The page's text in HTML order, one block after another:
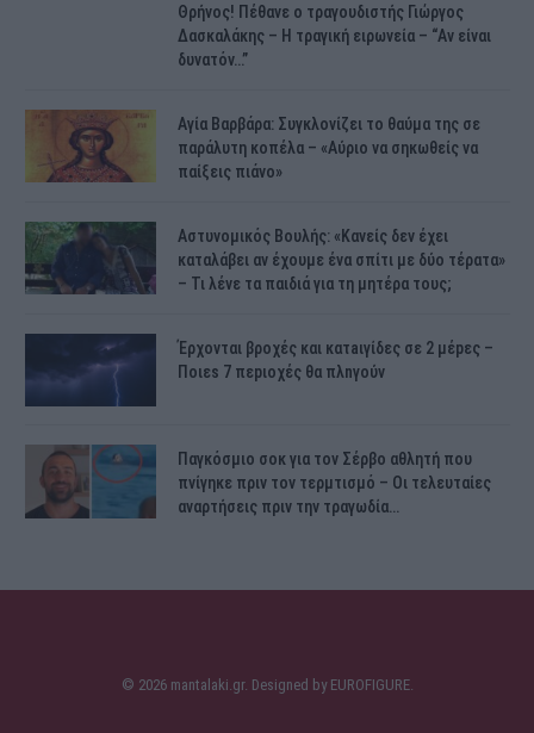
Θρήνος! Πέθανε ο τραγουδιστής Γιώργος
Δασκαλάκης – Η τραγική ειρωνεία – “Αν είναι
δυνατόν…”
Αγία Βαρβάρα: Συγκλονίζει το θαύμα της σε
παράλυτη κοπέλα – «Αύριο να σηκωθείς να
παίξεις πιάνο»
Αστυνομικός Bουλής: «Κανείς δεν έχει
καταλάβει αν έχουμε ένα σπίτι με δύο τέρατα»
– Τι λένε τα παιδιά για τη μητέρα τους;
Έρχονται βροχές και κατaιγίδες σε 2 μέpες –
Ποιεs 7 πεpιοχές θα πλnγούν
Παγκόσμιο σοκ για τον Σέρβο αθλητή που
πνίγηκε πριν τον τερμτισμό – Οι τελευταίες
αναρτήσεις πριν την τραγωδία…
© 2026 mantalaki.gr. Designed by EUROFIGURE.